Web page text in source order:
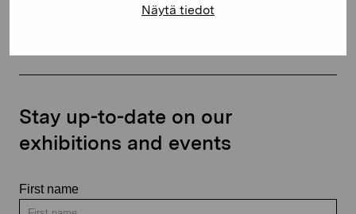
Näytä tiedot
Stay up-to-date on our
exhibitions and events
First name